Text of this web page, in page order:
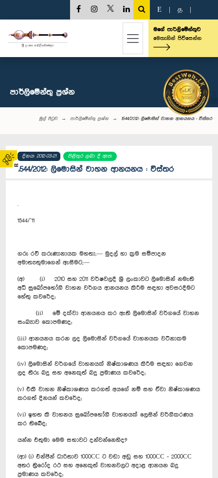
02
E த
මගේ පාර්ලිමේන්තුව
මෙතැනින් පිවිසෙන්න
පාර්ලි‌මේන්තු‌ ප්‍රශ්න
මුල් පිටුව පාර්ලි‌මේන්තු‌ ප්‍රශ්න 1544/2012: ලිමොසින් වාහන ආනයනය : විස්තර
දිනය: 2012-03-21 පිළිතුර ලබා දී ඇත
1544/2012: ලිමොසින් වාහන ආනයනය : විස්තර
.
1544/’11
ගරු රවී කරුණානායක මහතා,— මුදල් හා ක්‍රම සම්පාදන
අමාත්‍යතුමාගෙන් ඇසීමට,—
(අ) (i) 2010 සහ 2011 වර්ෂවලදී ශ්‍රී ලංකාවට ලිමොසින් නමැති
අධි සුඛෝපභෝගී වාහන වර්ගය ආනයනය කිරීම සඳහා අවසරදීමට
හේතු කවරේද;
(ii) මේ දක්වා ආනයනය කර ඇති ලිමොසින් වර්ගයේ වාහන
සංඛ්‍යාව ‍කොපමණද;
(iii) ආනයනය කරන ලද ලිමොසින් වර්ගයේ වාහනයක වටිනාකම
‍කොපමණද;
(iv) ලිමොසින් වර්ගයේ වාහනයක් නිෂ්කාශණය කිරීම සඳහා ගෙවන
ලද තීරු බදු සහ අනෙකුත් බදු ප්‍රමාණය කවරේද;
(v) එකී වාහන නිෂ්කාශණය කරගත් අයගේ නම් සහ ඒවා නිෂ්කාශණය
කරගත් දිනයන් කවරේද;
(vi) ඉහත කී වාහනය සුඛෝපභෝගී වාහනයක් ලෙසින් වර්ගීකරණය
කර තිබේද;
යන්න එතුමා මෙම සභාවට දන්වන්නෙහිද?
(ආ) (i) එන්ජින් ධාරිතාව 1000CC ට වඩා අඩු සහ 1000CC - 2000CC
අතර ත්‍රිරෝද රථ සහ අනෙකුත් වාහනවලට අදාළ ආනයන බදු
ප්‍රමාණය කවරේද;